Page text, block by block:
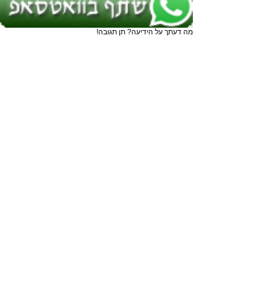
מה דעתך על הידיעה? תן תגובה!